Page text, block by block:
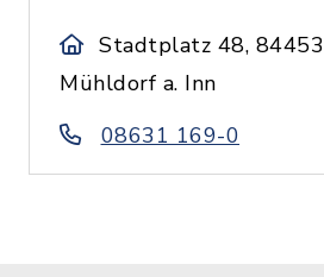
Stadtplatz 48, 84453
Mühldorf a. Inn
08631 169-0